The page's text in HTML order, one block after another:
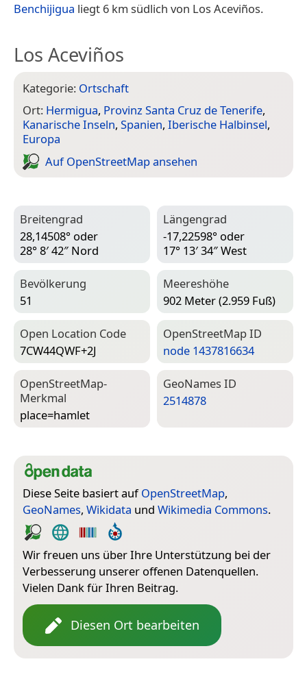
Benchijigua liegt 6 km südlich von Los Aceviños.
Los Aceviños
Kategorie: Ortschaft
Ort: Hermigua, Provinz Santa Cruz de Tenerife,
Kanarische Inseln, Spanien, Iberische Halbinsel,
Europa
Auf Open­Street­Map ansehen
Breitengrad
28,14508° oder
28° 8′ 42″ Nord
Längengrad
-17,22598° oder
17° 13′ 34″ West
Bevölkerung
51
Meereshöhe
902 Meter (2.959 Fuß)
Open Location Code
7CW44QWF+2J
Open­Street­Map ID
node 1437816634
Open­Street­Map-
Merkmal
place=­hamlet
Geo­Names ID
2514878
Diese Seite basiert aufOpenStreetMap,
GeoNames, Wikidata und Wikimedia Commons.
Wir freuen uns über Ihre Unterstützung bei der
Verbesserung unserer offenen Datenquellen.
Vielen Dank für Ihren Beitrag.
Diesen Ort bearbeiten